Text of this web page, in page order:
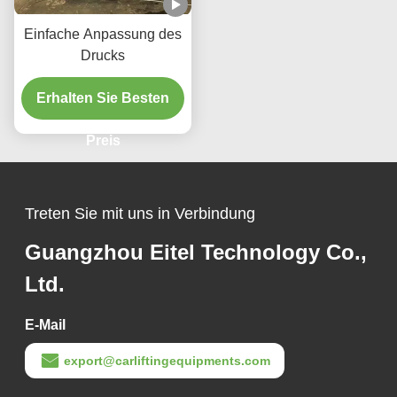
Einfache Anpassung des
Drucks
Erhalten Sie Besten
Preis
Treten Sie mit uns in Verbindung
Guangzhou Eitel Technology Co.,
Ltd.
E-Mail
export@carliftingequipments.com